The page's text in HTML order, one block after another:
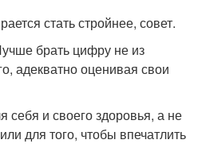
стать стройнее, совет.
брать цифру не из
адекватно оценивая свои
себя и своего здоровья, а не
для того, чтобы впечатлить